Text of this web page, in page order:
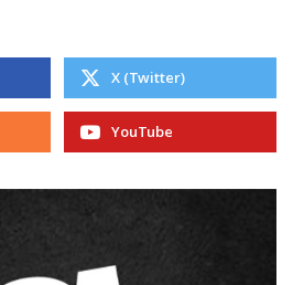
X (Twitter)
YouTube